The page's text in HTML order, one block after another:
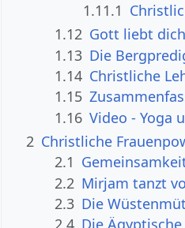
1.11.1
1.12 Gott liebt
1.13 Die
1.14 Christliche
1.15
1.16 Video - Yoga
2 Christliche
2.1
2.2 Mirjam tanzt
2.3 Die